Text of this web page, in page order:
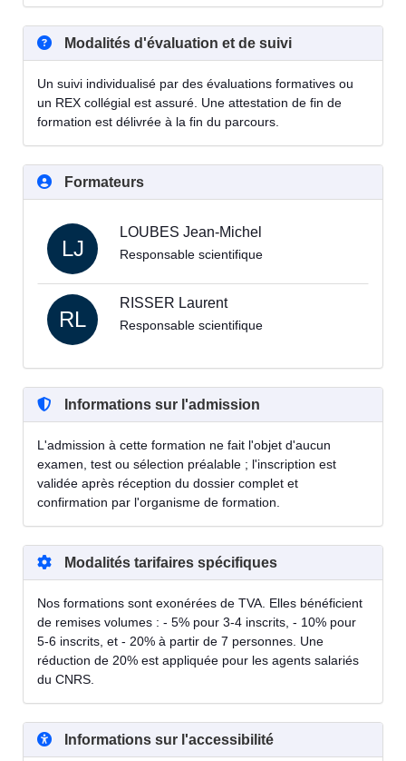
Modalités d'évaluation et de suivi
Un suivi individualisé par des évaluations formatives ou
un REX collégial est assuré. Une attestation de fin de
formation est délivrée à la fin du parcours.
Formateurs
LJ
LOUBES Jean-Michel
Responsable scientifique
RL
RISSER Laurent
Responsable scientifique
Informations sur l'admission
L'admission à cette formation ne fait l'objet d'aucun
examen, test ou sélection préalable ; l'inscription est
validée après réception du dossier complet et
confirmation par l'organisme de formation.
Modalités tarifaires spécifiques
Nos formations sont exonérées de TVA. Elles bénéficient
de remises volumes : - 5% pour 3-4 inscrits, - 10% pour
5-6 inscrits, et - 20% à partir de 7 personnes. Une
réduction de 20% est appliquée pour les agents salariés
du CNRS.
Informations sur l'accessibilité